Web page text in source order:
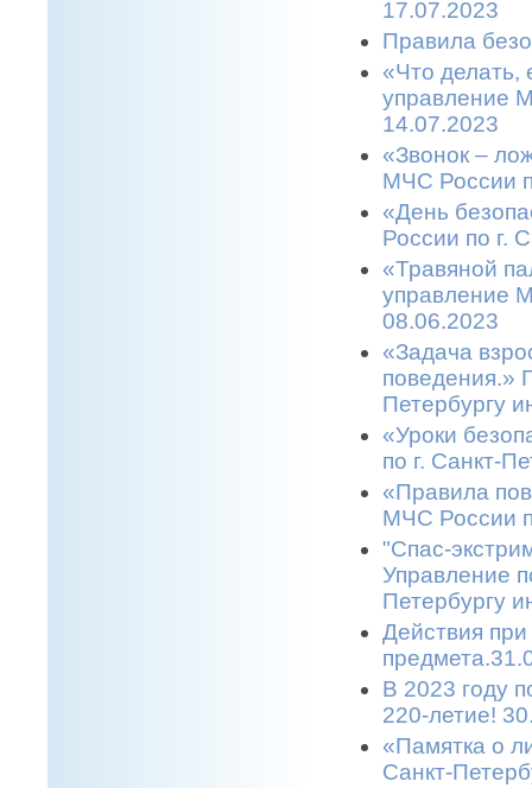
17.07.2023
Правила
«Что делать,
управление
14.07.2023
«Звонок –
МЧС России
«День
России по г.
«Травяной
управление
08.06.2023
«Задача
поведения.»
Петербургу
«Уроки
по г. Санкт-
«Правила
МЧС России
"Спас-
Управление
Петербургу
Действия
В 2023 году
220-летие!
«Памятка о
Санкт-